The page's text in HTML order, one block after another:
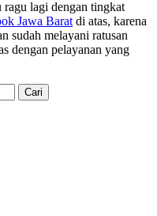
ragu lagi dengan tingkat
Jawa Barat di atas, karena
sudah melayani ratusan
dengan pelayanan yang